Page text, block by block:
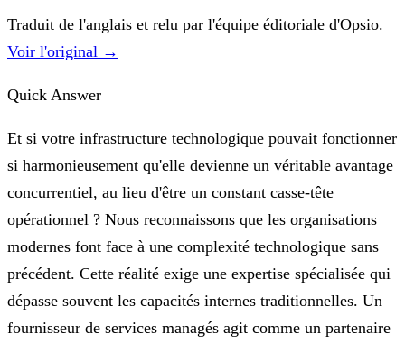
Traduit de l'anglais et relu par l'équipe éditoriale d'Opsio.
Voir l'original →
Quick Answer
Et si votre infrastructure technologique pouvait fonctionner
si harmonieusement qu'elle devienne un véritable avantage
concurrentiel, au lieu d'être un constant casse-tête
opérationnel ? Nous reconnaissons que les organisations
modernes font face à une complexité technologique sans
précédent. Cette réalité exige une expertise spécialisée qui
dépasse souvent les capacités internes traditionnelles. Un
fournisseur de services managés agit comme un partenaire